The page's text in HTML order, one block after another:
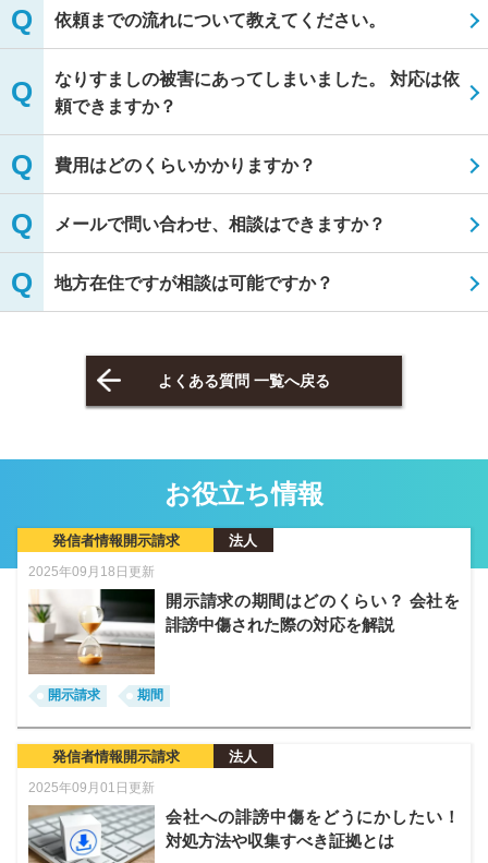
依頼までの流れについて教えてください。
なりすましの被害にあってしまいました。 対応は依
頼できますか？
費用はどのくらいかかりますか？
メールで問い合わせ、相談はできますか？
地方在住ですが相談は可能ですか？
よくある質問 一覧へ戻る
お役立ち情報
発信者情報開示請求 法人
2025年09月18日更新
開示請求の期間はどのくらい？ 会社を
誹謗中傷された際の対応を解説
開示請求 期間
発信者情報開示請求 法人
2025年09月01日更新
会社への誹謗中傷をどうにかしたい！
対処方法や収集すべき証拠とは